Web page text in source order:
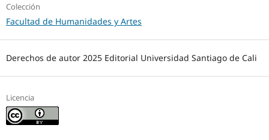
Colección
Facultad de Humanidades y Artes
Derechos de autor 2025 Editorial Universidad Santiago de Cali
Licencia